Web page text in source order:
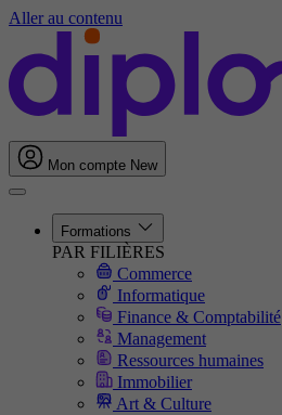
Aller au contenu
Mon compte New
Formations
PAR FILIÈRES
Commerce
Informatique
Finance & Comptabilité
Management
Ressources humaines
Immobilier
Art & Culture